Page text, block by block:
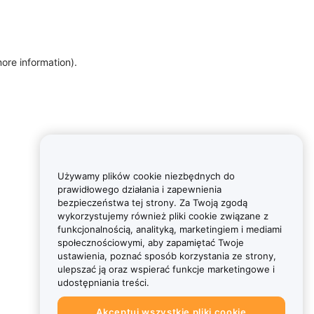
information).
Używamy plików cookie niezbędnych do
prawidłowego działania i zapewnienia
bezpieczeństwa tej strony. Za Twoją zgodą
wykorzystujemy również pliki cookie związane z
funkcjonalnością, analityką, marketingiem i mediami
społecznościowymi, aby zapamiętać Twoje
ustawienia, poznać sposób korzystania ze strony,
ulepszać ją oraz wspierać funkcje marketingowe i
udostępniania treści.